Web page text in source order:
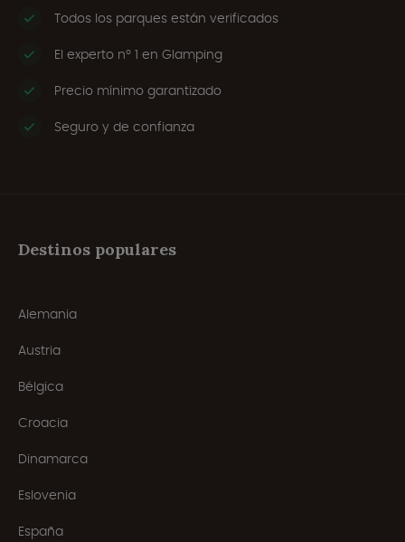
Todos los parques están verificados
El experto nº 1 en Glamping
Precio mínimo garantizado
Seguro y de confianza
Destinos populares
Alemania
Austria
Bélgica
Croacia
Dinamarca
Eslovenia
España